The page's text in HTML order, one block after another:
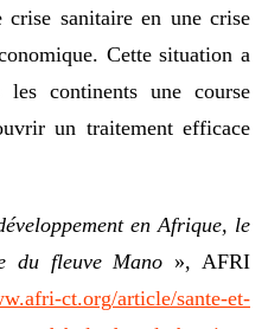
sanitaire en une crise
Cette situation a
continents une course
un traitement efficace
en Afrique, le
du fleuve Mano », AFRI
ct.org/article/sante-et-